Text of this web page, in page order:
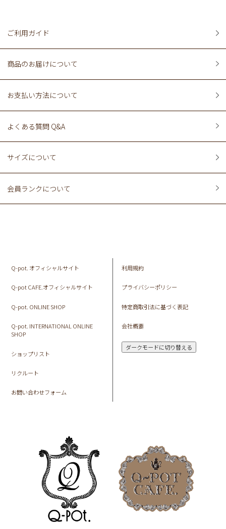
ご利用ガイド
商品のお届けについて
お支払い方法について
よくある質問 Q&A
サイズについて
会員ランクについて
Q-pot. オフィシャルサイト
Q-pot CAFE.オフィシャルサイト
Q-pot. ONLINE SHOP
Q-pot. INTERNATIONAL ONLINE
SHOP
ショップリスト
リクルート
お問い合わせフォーム
利用規約
プライバシーポリシー
特定商取引法に基づく表記
会社概要
ダークモードに切り替える